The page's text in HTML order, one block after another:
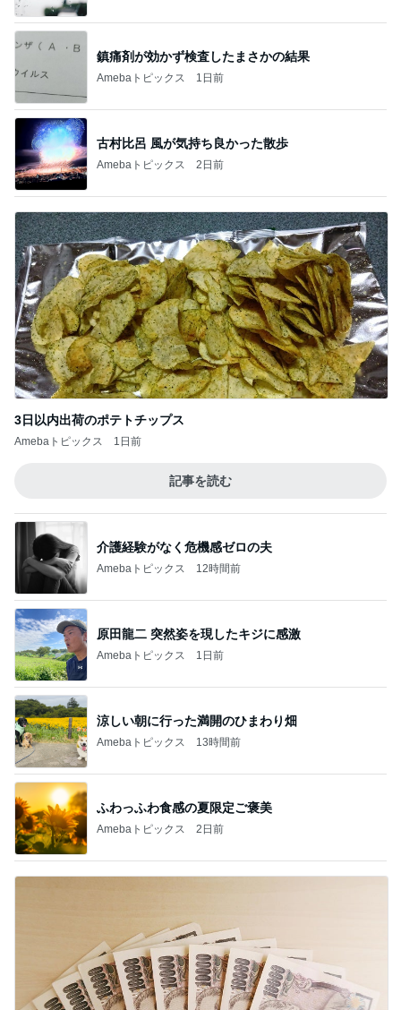
鎮痛剤が効かず検査したまさかの結果
Amebaトピックス 1日前
古村比呂 風が気持ち良かった散歩
Amebaトピックス 2日前
3日以内出荷のポテトチップス
Amebaトピックス 1日前
記事を読む
介護経験がなく危機感ゼロの夫
Amebaトピックス 12時間前
原田龍二 突然姿を現したキジに感激
Amebaトピックス 1日前
涼しい朝に行った満開のひまわり畑
Amebaトピックス 13時間前
ふわっふわ食感の夏限定ご褒美
Amebaトピックス 2日前